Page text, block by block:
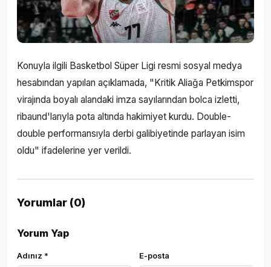
Konuyla ilgili Basketbol Süper Ligi resmi sosyal medya
hesabından yapılan açıklamada, "Kritik Aliağa Petkimspor
virajında boyalı alandaki imza sayılarından bolca izletti,
ribaund'larıyla pota altında hakimiyet kurdu. Double-
double performansıyla derbi galibiyetinde parlayan isim
oldu" ifadelerine yer verildi.
Yorumlar (0)
Yorum Yap
Adınız * E-posta